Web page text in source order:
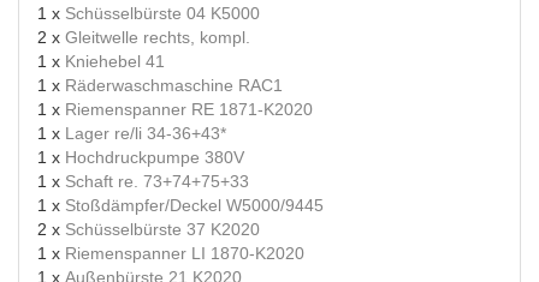
1 x Schüsselbürste 04 K5000
2 x Gleitwelle rechts, kompl.
1 x Kniehebel 41
1 x Räderwaschmaschine RAC1
1 x Riemenspanner RE 1871-K2020
1 x Lager re/li 34-36+43*
1 x Hochdruckpumpe 380V
1 x Schaft re. 73+74+75+33
1 x Stoßdämpfer/Deckel W5000/9445
2 x Schüsselbürste 37 K2020
1 x Riemenspanner LI 1870-K2020
1 x Außenbürste 21 K2020